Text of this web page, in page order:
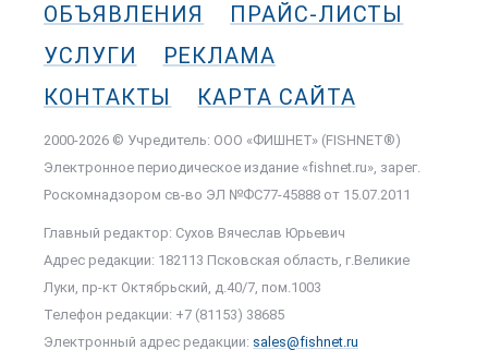
ОБЪЯВЛЕНИЯ
ПРАЙС-ЛИСТЫ
УСЛУГИ
РЕКЛАМА
КОНТАКТЫ
КАРТА САЙТА
2000-2026 © Учредитель: ООО «ФИШНЕТ» (FISHNET®)
Электронное периодическое издание «fishnet.ru», зарег.
Роскомнадзором cв-во ЭЛ №ФС77-45888 от 15.07.2011
Главный редактор: Сухов Вячеслав Юрьевич
Адрес редакции: 182113 Псковская область, г.Великие
Луки, пр-кт Октябрьский, д.40/7, пом.1003
Телефон редакции: +7 (81153) 38685
Электронный адрес редакции: sales@fishnet.ru